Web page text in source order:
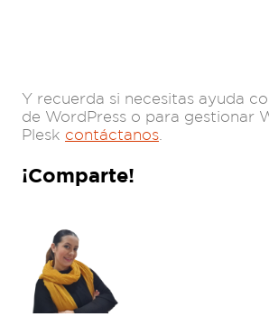
Y recuerda si necesitas ayuda
de WordPress o para gestionar
Plesk contáctanos
¡Comparte!